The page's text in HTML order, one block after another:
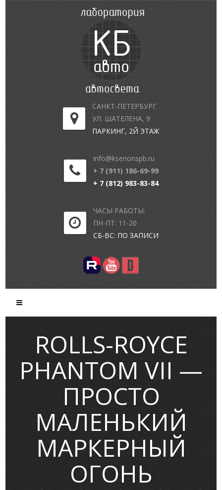
САНКТ-ПЕТЕРБУРГ
УЛ. ШАТЕЛЕНА, 9
ПАРКИНГ, 2Й ЭТАЖ
info@ksenonspb.ru
+ 7 (911) 186-69-99
+ 7 (812) 983-83-84
ЧАСЫ РАБОТЫ:
ПН-ПТ: 11-20
СБ-ВС: ПО ЗАПИСИ
ROLLS-ROYCE
PHANTOM VII —
ПРОСТО
МАЛЕНЬКИЙ
МАРКЕРНЫЙ
ОГОНЬ